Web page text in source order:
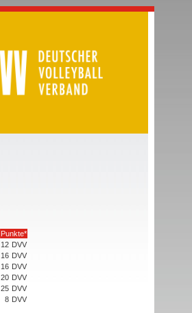
Punkte*
12 DVV
16 DVV
16 DVV
20 DVV
25 DVV
8 DVV